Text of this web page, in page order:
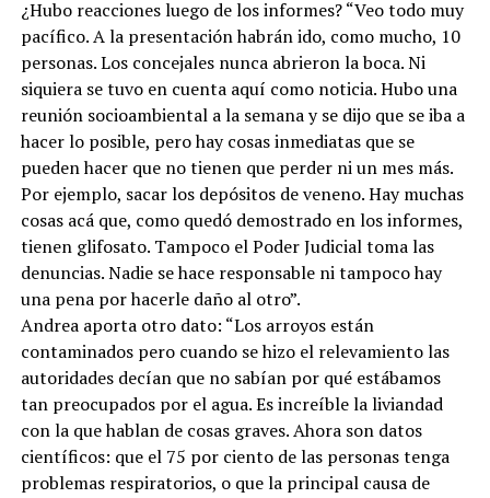
¿Hubo reacciones luego de los informes? “Veo todo muy
pacífico. A la presentación habrán ido, como mucho, 10
personas. Los concejales nunca abrieron la boca. Ni
siquiera se tuvo en cuenta aquí como noticia. Hubo una
reunión socioambiental a la semana y se dijo que se iba a
hacer lo posible, pero hay cosas inmediatas que se
pueden hacer que no tienen que perder ni un mes más.
Por ejemplo, sacar los depósitos de veneno. Hay muchas
cosas acá que, como quedó demostrado en los informes,
tienen glifosato. Tampoco el Poder Judicial toma las
denuncias. Nadie se hace responsable ni tampoco hay
una pena por hacerle daño al otro”.
Andrea aporta otro dato: “Los arroyos están
contaminados pero cuando se hizo el relevamiento las
autoridades decían que no sabían por qué estábamos
tan preocupados por el agua. Es increíble la liviandad
con la que hablan de cosas graves. Ahora son datos
científicos: que el 75 por ciento de las personas tenga
problemas respiratorios, o que la principal causa de